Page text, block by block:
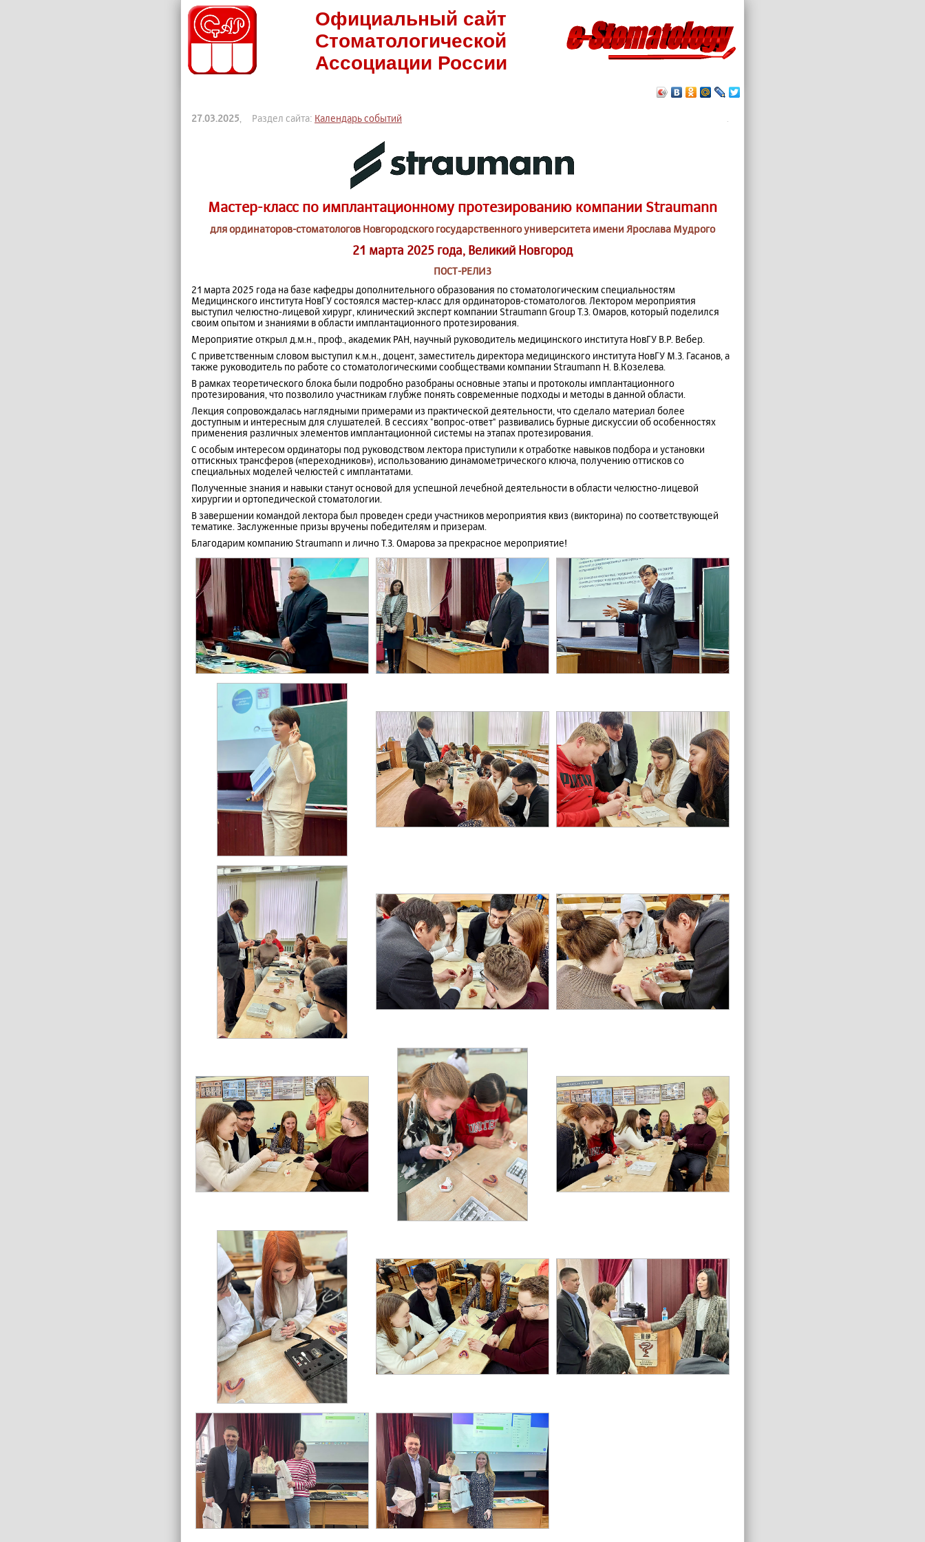
Официальный сайт
Стоматологической
Ассоциации России
27.03.2025 , Раздел сайта: Календарь событий
Мастер-класс по имплантационному протезированию компании Straumann
для ординаторов-стоматологов Новгородского государственного университета имени Ярослава Мудрого
21 марта 2025 года, Великий Новгород
ПОСТ-РЕЛИЗ
21 марта 2025 года на базе кафедры дополнительного образования по стоматологическим специальностям
Медицинского института НовГУ состоялся мастер-класс для ординаторов-стоматологов. Лектором мероприятия
выступил челюстно-лицевой хирург, клинический эксперт компании Straumann Group Т.З. Омаров, который поделился
своим опытом и знаниями в области имплантационного протезирования.
Мероприятие открыл д.м.н., проф., академик РАН, научный руководитель медицинского института НовГУ В.Р. Вебер.
С приветственным словом выступил к.м.н., доцент, заместитель директора медицинского института НовГУ М.З. Гасанов, а
также руководитель по работе со стоматологическими сообществами компании Straumann Н. В.Козелева.
В рамках теоретического блока были подробно разобраны основные этапы и протоколы имплантационного
протезирования, что позволило участникам глубже понять современные подходы и методы в данной области.
Лекция сопровождалась наглядными примерами из практической деятельности, что сделало материал более
доступным и интересным для слушателей. В сессиях "вопрос-ответ" развивались бурные дискуссии об особенностях
применения различных элементов имплантационной системы на этапах протезирования.
С особым интересом ординаторы под руководством лектора приступили к отработке навыков подбора и установки
оттискных трансферов («переходников»), использованию динамометрического ключа, получению оттисков со
специальных моделей челюстей с имплантатами.
Полученные знания и навыки станут основой для успешной лечебной деятельности в области челюстно-лицевой
хирургии и ортопедической стоматологии.
В завершении командой лектора был проведен среди участников мероприятия квиз (викторина) по соответствующей
тематике. Заслуженные призы вручены победителям и призерам.
Благодарим компанию Straumann и лично Т.З. Омарова за прекрасное мероприятие!